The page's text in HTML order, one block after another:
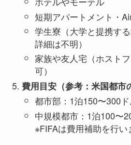
短期アパートメント・
学生寮（大学と提携す
詳細は不明）
家族や友人宅（ホスト
可）
費用目安（参考：米国都市
都市部：1泊150〜300
中規模都市：1泊100〜
※FIFAは費用補助を行い